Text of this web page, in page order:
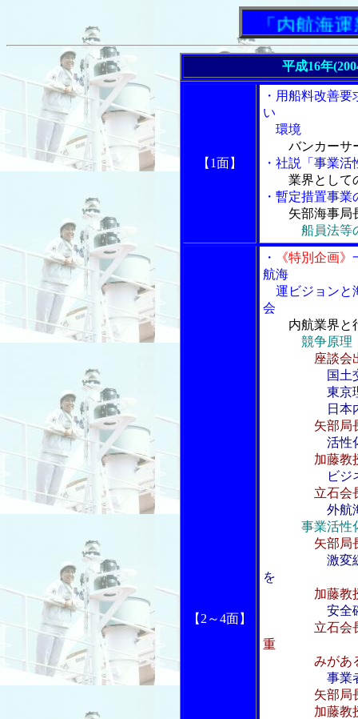
「内航海運新
平成16年
【1面】
・用船料改善
い
環境
バンカーサ
・社説「事業
業界として
・暫定措置事
矢部海事局
船員法等
【2～4面】
・ 《特別企画》
航海
運ビジョンと
会
内航業界と
競争原理
座談会
国土
東京理科
日本内航海
矢部局
活性
加藤教
ビジ
立石会
外航
事業活性
矢部局
激変
を
加藤教
安全
立石会
重
みがあ
事業
矢部局
加藤教授、